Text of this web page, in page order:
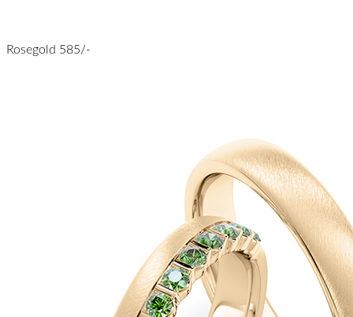
Rosegold 585/-